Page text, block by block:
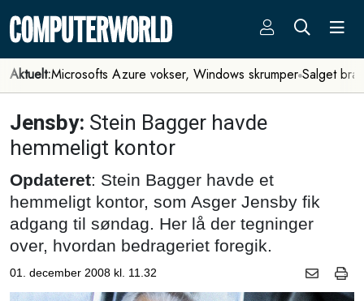
Aktuelt:Microsofts Azure vokser, Windows skrumper Salget
Jensby: Stein Bagger havde
hemmeligt kontor
Opdateret: Stein Bagger havde et
hemmeligt kontor, som Asger Jensby fik
adgang til søndag. Her lå der tegninger
over, hvordan bedrageriet foregik.
01. december 2008 kl. 11.32